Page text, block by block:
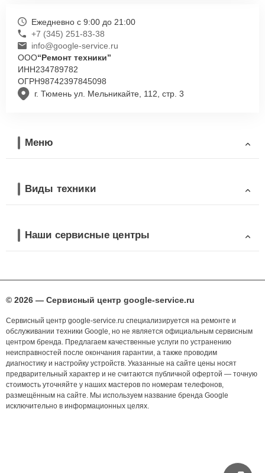
г. Тюмень ул. Мельникайте, 112, стр. 3
Ежедневно с 9:00 до 21:00
+7 (345) 251-83-38
info@google-service.ru
ООО“Ремонт техники”
ИНН234789782
ОГРН98742397845098
Меню
Виды техники
Наши сервисные центры
© 2026 — Сервисный центр google-service.ru
Сервисный центр google-service.ru специализируется на ремонте и
обслуживании техники Google, но не является официальным сервисным
центром бренда. Предлагаем качественные услуги по устранению
неисправностей после окончания гарантии, а также проводим
диагностику и настройку устройств. Указанные на сайте цены носят
предварительный характер и не считаются публичной офертой — точную
стоимость уточняйте у наших мастеров по номерам телефонов,
размещённым на сайте. Мы используем название бренда Google
исключительно в информационных целях.